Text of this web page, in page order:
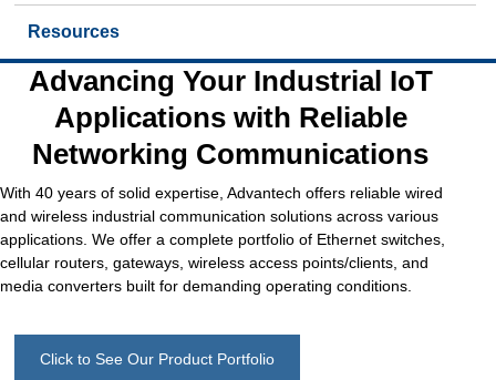
Resources
Advancing Your Industrial IoT
Applications with Reliable
Networking Communications
With 40 years of solid expertise, Advantech offers reliable wired
and wireless industrial communication solutions across various
applications. We offer a complete portfolio of Ethernet switches,
cellular routers, gateways, wireless access points/clients, and
media converters built for demanding operating conditions.
Click to See Our Product Portfolio